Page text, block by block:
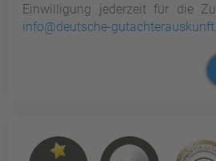
Einwilligung jederzeit für die
info@deutsche-